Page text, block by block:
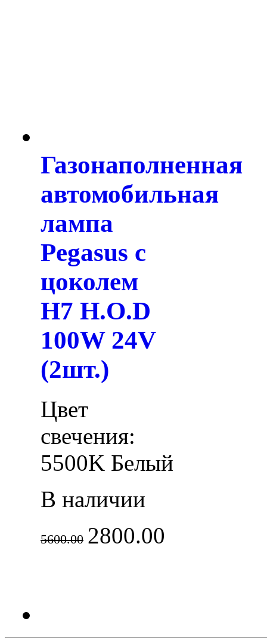
Газонаполненная
автомобильная
лампа
Pegasus с
цоколем
H7 H.O.D
100W 24V
(2шт.)
Цвет
свечения:
5500K Белый
В наличии
5600.00 2800.00